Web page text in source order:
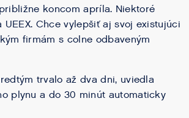
koncom apríla. Niektoré
Chce vylepšiť aj svoj existujúci
firmám s colne odbaveným
trvalo až dva dni, uviedla
plynu a do 30 minút automaticky